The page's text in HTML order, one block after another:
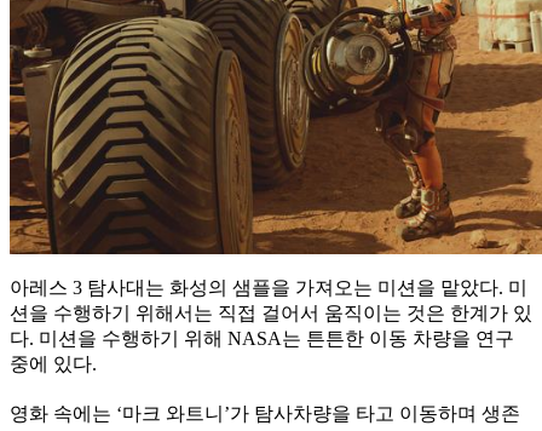
아레스 3 탐사대는 화성의 샘플을 가져오는 미션을 맡았다. 미
션을 수행하기 위해서는 직접 걸어서 움직이는 것은 한계가 있
다. 미션을 수행하기 위해 NASA는 튼튼한 이동 차량을 연구
중에 있다.
영화 속에는 ‘마크 와트니’가 탐사차량을 타고 이동하며 생존